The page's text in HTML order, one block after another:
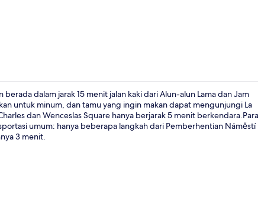
Interior
dalam jarak 15 menit jalan kaki dari Alun-alun Lama dan Jam
untuk minum, dan tamu yang ingin makan dapat mengunjungi La
dan Wenceslas Square hanya berjarak 5 menit berkendara.Para
umum: hanya beberapa langkah dari Pemberhentian Náměstí
3 menit.